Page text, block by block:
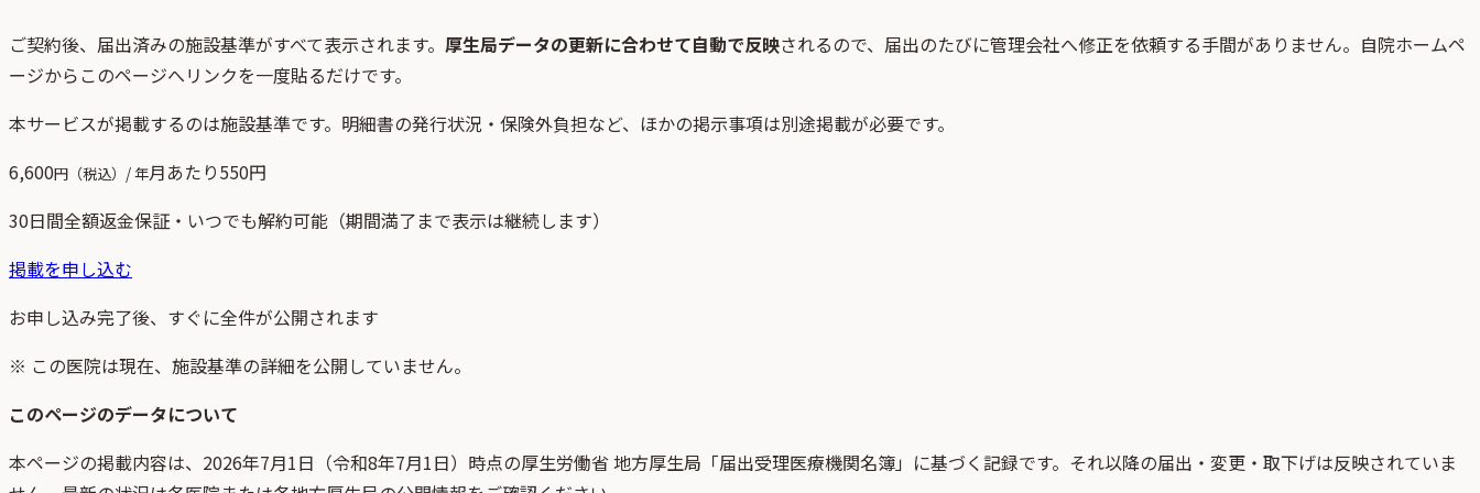
ご契約後、 届出済みの施設基準がすべて表示されます。 厚生局データの更新に合わせて自動で反映されるので、届出のたびに管理会社へ修正を依頼する手間がありません。自院ホームペ
ージからこのページへリンクを一度貼るだけです。
本サービスが掲載するのは施設基準です。明細書の発行状況・保険外負担など、ほかの掲示事項は別途掲載が必要です。
6,600円（税込）/ 年月あたり550円
30日間全額返金保証・いつでも解約可能（期間満了まで表示は継続します）
掲載を申し込む
お申し込み完了後、すぐに全件が公開されます
※ この医院は現在、施設基準の詳細を公開していません。
このページのデータについて
本ページの掲載内容は、 2026年7月1日 （令和8年7月1日）時点の厚生労働省 地方厚生局「届出受理医療機関名簿」 に基づく記録です。それ以降の届出・変更・取下げは反映されていま